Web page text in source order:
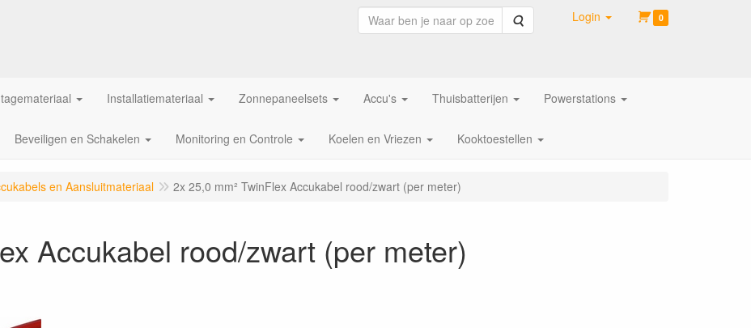
Zoeken Login 0
Installatiemateriaal Zonnepaneelsets Accu's Thuisbatterijen Powerstations
Beveiligen en Schakelen Monitoring en Controle Koelen en Vriezen Kooktoestellen
en Aansluitmateriaal 2x 25,0 mm² TwinFlex Accukabel rood/zwart (per meter)
Accukabel rood/zwart (per meter)